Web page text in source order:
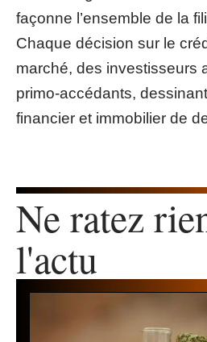
façonne l’ensemble de la
Chaque décision sur le
marché, des investisseurs
primo-accédants,
financier et immobilier de
Ne ratez
l'actu